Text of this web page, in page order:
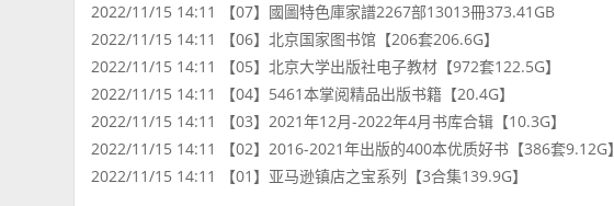
2022/11/15 14:11 【07】國圖特色庫家譜2267部13013冊373.41GB
2022/11/15 14:11 【06】北京国家图书馆【206套206.6G】
2022/11/15 14:11 【05】北京大学出版社电子教材【972套122.5G】
2022/11/15 14:11 【04】5461本掌阅精品出版书籍【20.4G】
2022/11/15 14:11 【03】2021年12月-2022年4月书库合辑【10.3G】
2022/11/15 14:11 【02】2016-2021年出版的400本优质好书【386套9.12G】
2022/11/15 14:11 【01】亚马逊镇店之宝系列【3合集139.9G】